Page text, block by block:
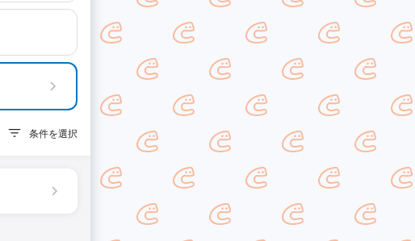
条件を選択